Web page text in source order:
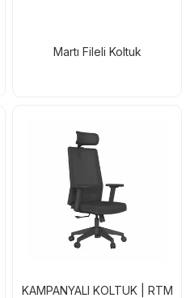
Martı Fileli Koltuk
KAMPANYALI KOLTUK | RTM